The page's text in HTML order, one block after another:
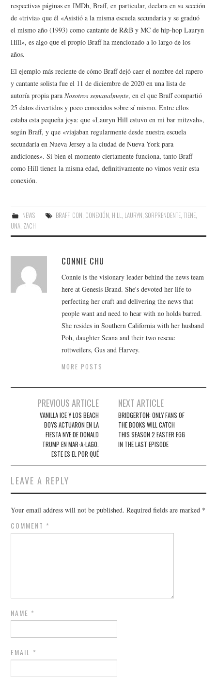
respectivas páginas en IMDb, Braff, en particular, declara en su sección
de «trivia» que él «Asistió a la misma escuela secundaria y se graduó
el mismo año (1993) como cantante de R&B y MC de hip-hop Lauryn
Hill», es algo que el propio Braff ha mencionado a lo largo de los
años.
El ejemplo más reciente de cómo Braff dejó caer el nombre del rapero
y cantante solista fue el 11 de diciembre de 2020 en una lista de
autoría propia paraNosotros semanalmente, en el que Braff compartió
25 datos divertidos y poco conocidos sobre sí mismo. Entre ellos
estaba esta pequeña joya: que «Lauryn Hill estuvo en mi bar mitzvah»,
según Braff, y que «viajaban regularmente desde nuestra escuela
secundaria en Nueva Jersey a la ciudad de Nueva York para
audiciones». Si bien el momento ciertamente funciona, tanto Braff
como Hill tienen la misma edad, definitivamente no vimos venir esta
conexión.
NEWS BRAFF, CON CONEXIÓN HILL LAURYN SORPRENDENTE, TIENE,
UNA ZACH
CONNIE CHU
Connie is the visionary leader behind the news team
here at Genesis Brand. She's devoted her life to
perfecting her craft and delivering the news that
people want and need to hear with no holds barred.
She resides in Southern California with her husband
Poh, daughter Seana and their two rescue
rottweilers, Gus and Harvey.
MORE POSTS
navigation
PREVIOUS ARTICLE
VANILLA ICE Y LOS BEACH
BOYS ACTUARON EN LA
FIESTA NYE DE DONALD
TRUMP EN MAR-A-LAGO.
ESTE ES EL POR QUÉ
NEXT ARTICLE
BRIDGERTON: ONLY FANS OF
THE BOOKS WILL CATCH
THIS SEASON 2 EASTER EGG
IN THE LAST EPISODE
LEAVE A REPLY
Your email address will not be published. Required fields are marked *
COMMENT *
NAME *
EMAIL *